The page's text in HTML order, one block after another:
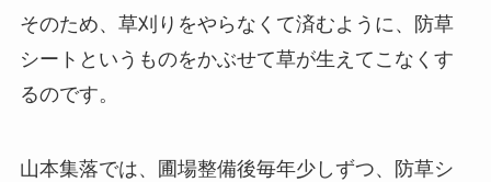
そのため、草刈りをやらなくて済むように、防草
シートというものをかぶせて草が生えてこなくす
るのです。
山本集落では、圃場整備後毎年少しずつ、防草シ